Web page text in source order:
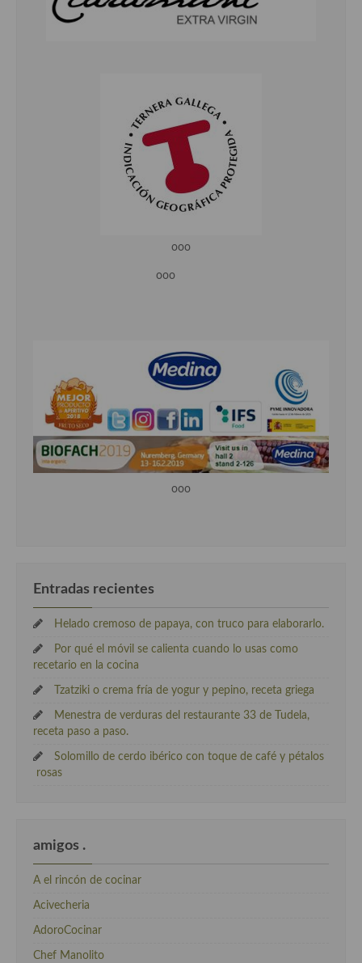
ooo
ooo
ooo
Entradas recientes
Helado cremoso de papaya, con truco para elaborarlo.
Por qué el móvil se calienta cuando lo usas como
recetario en la cocina
Tzatziki o crema fría de yogur y pepino, receta griega
Menestra de verduras del restaurante 33 de Tudela,
receta paso a paso.
Solomillo de cerdo ibérico con toque de café y pétalos
rosas
amigos .
A el rincón de cocinar
Acivecheria
AdoroCocinar
Chef Manolito